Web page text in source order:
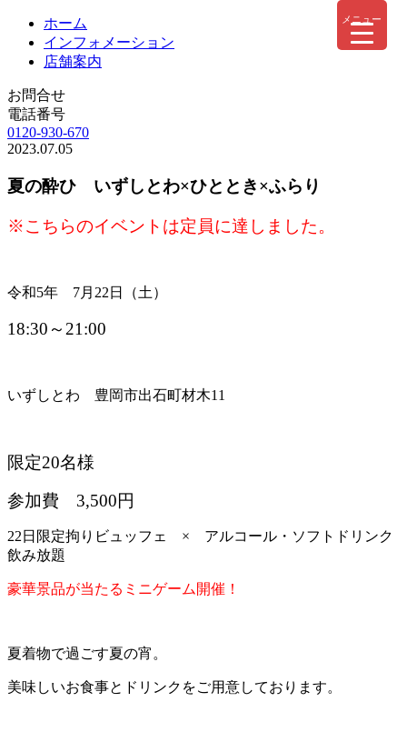
ホーム
インフォメーション
店舗案内
お問合せ
電話番号
0120-930-670
2023.07.05
夏の酔ひ いずしとわ×ひととき×ふらり
※こちらのイベントは定員に達しました。
令和5年 7月22日（土）
18:30～21:00
いずしとわ 豊岡市出石町材木11
限定20名様
参加費 3,500円
22日限定拘りビュッフェ × アルコール・ソフトドリンク
飲み放題
豪華景品が当たるミニゲーム開催！
夏着物で過ごす夏の宵。
美味しいお食事とドリンクをご用意しております。
メニュー